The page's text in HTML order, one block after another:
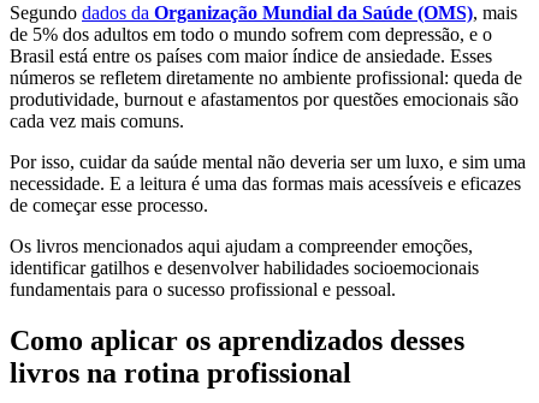
Segundo dados da Organização Mundial da Saúde (OMS), mais
de 5% dos adultos em todo o mundo sofrem com depressão, e o
Brasil está entre os países com maior índice de ansiedade. Esses
números se refletem diretamente no ambiente profissional: queda de
produtividade, burnout e afastamentos por questões emocionais são
cada vez mais comuns.
Por isso, cuidar da saúde mental não deveria ser um luxo, e sim uma
necessidade. E a leitura é uma das formas mais acessíveis e eficazes
de começar esse processo.
Os livros mencionados aqui ajudam a compreender emoções,
identificar gatilhos e desenvolver habilidades socioemocionais
fundamentais para o sucesso profissional e pessoal.
Como aplicar os aprendizados desses
livros na rotina profissional